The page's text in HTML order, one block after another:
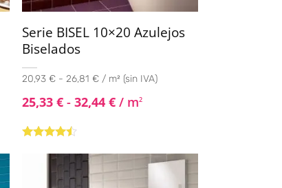
Serie BISEL 10×20 Azulejos
Biselados
20,93 € - 26,81 € / m² (sin IVA)
25,33 € - 32,44 €/ m2
4.33